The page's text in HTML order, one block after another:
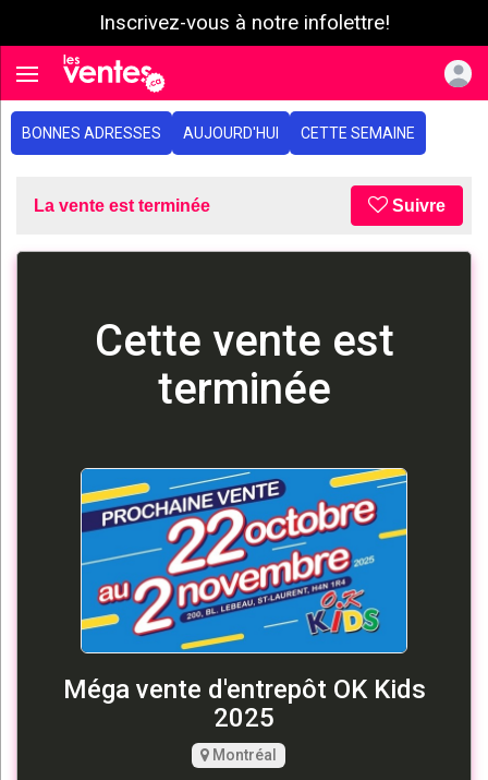
Inscrivez-vous à notre infolettre!
Toggle navigation
BONNES ADRESSES AUJOURD'HUI CETTE SEMAINE
La vente est terminée Suivre
Cette vente est
terminée
Méga vente d'entrepôt OK Kids
2025
Montréal